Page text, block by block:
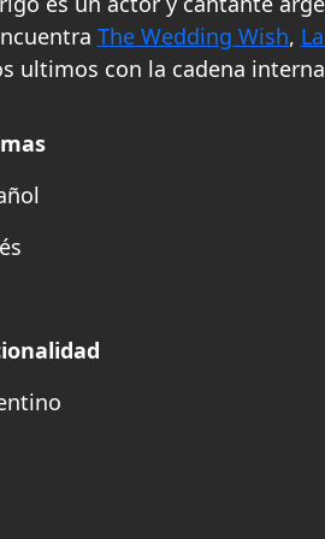
The Wedding Wish,
ultimos con la cadena